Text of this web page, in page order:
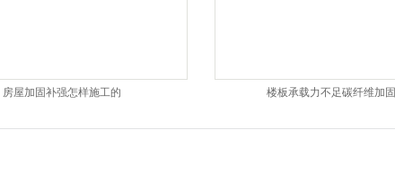
房屋加固补强怎样施工的 楼板承载力不足碳纤维加固